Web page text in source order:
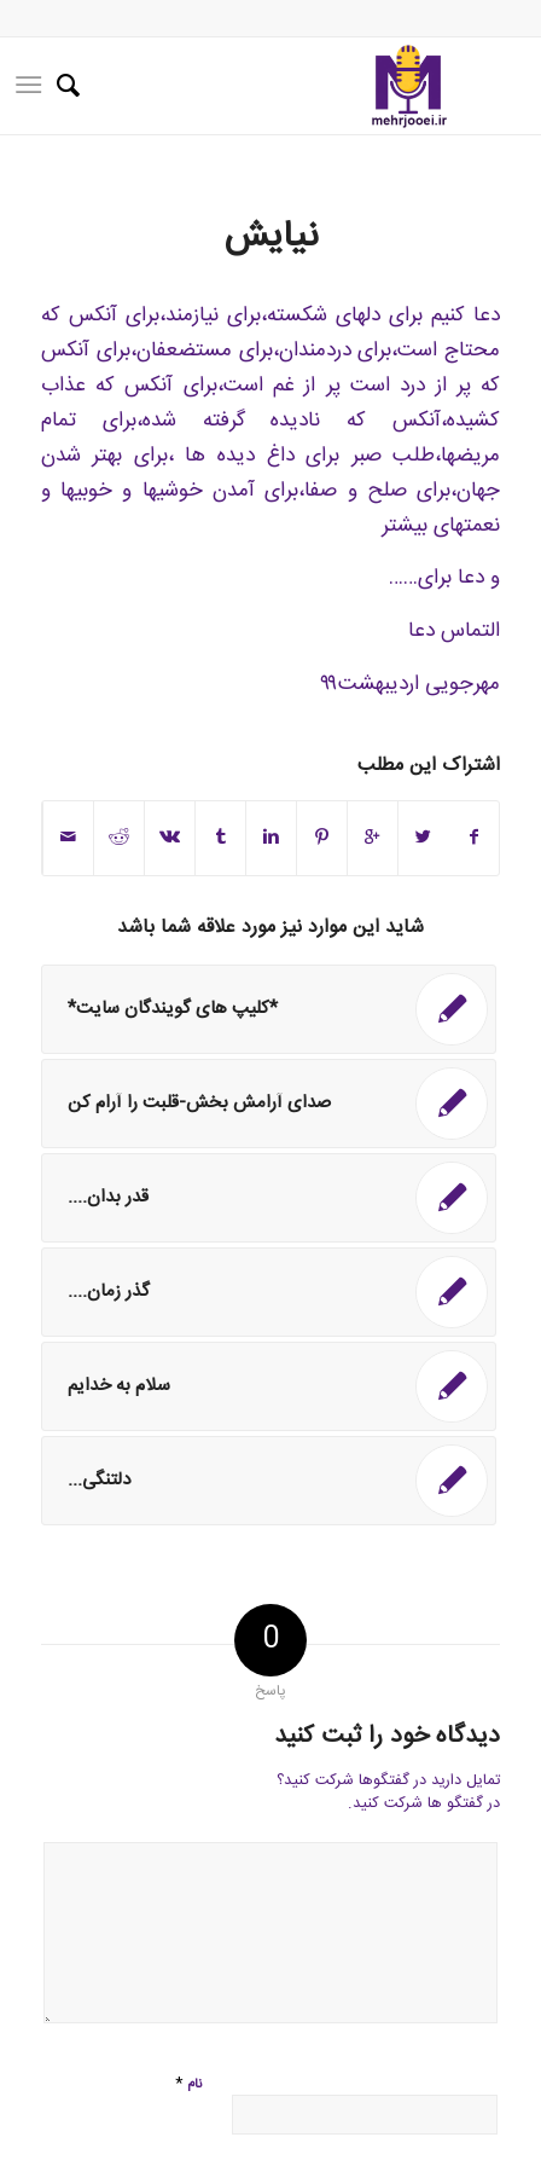
نیایش
دعا کنیم برای دلهای شکسته،برای نیازمند،برای آنکس که
محتاج است،برای دردمندان،برای مستضعفان،برای آنکس
که پر از درد است پر از غم است،برای آنکس که عذاب
کشیده،آنکس که نادیده گرفته شده،برای تمام
مریضها،طلب صبر برای داغ دیده ها ،برای بهتر شدن
جهان،برای صلح و صفا،برای آمدن خوشیها و خوبیها و
نعمتهای بیشتر
و دعا برای……
التماس دعا
مهرجویی اردیبهشت۹۹
اشتراک این مطلب
شاید این موارد نیز مورد علاقه شما باشد
*کلیپ های گویندگان سایت*
صدای آرامش بخش-قلبت را آرام کن
قدر بدان....
گذر زمان....
سلام به خدایم
دلتنگی...
0
پاسخ
دیدگاه خود را ثبت کنید
تمایل دارید در گفتگوها شرکت کنید؟
در گفتگو ها شرکت کنید.
نام *